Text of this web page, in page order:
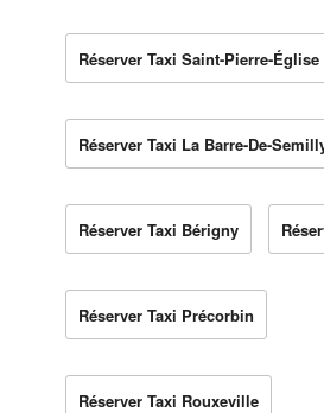
Réserver Taxi Saint-Pierre-Église
Réserver Taxi La Barre-De-
Réserver Taxi Bérigny
Réserver Taxi Précorbin
Réserver Taxi Rouxeville